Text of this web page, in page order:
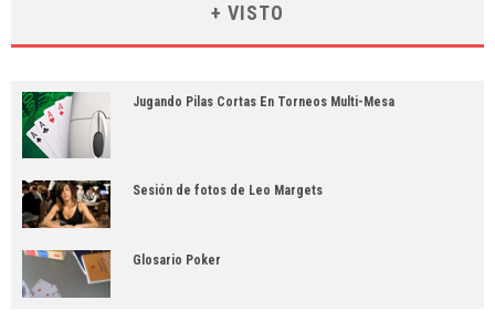
+ VISTO
Jugando Pilas Cortas En Torneos Multi-Mesa
Sesión de fotos de Leo Margets
Glosario Poker